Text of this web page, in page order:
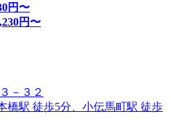
円〜
円〜
－３２
橋駅 徒歩5分、小伝馬町駅 徒歩